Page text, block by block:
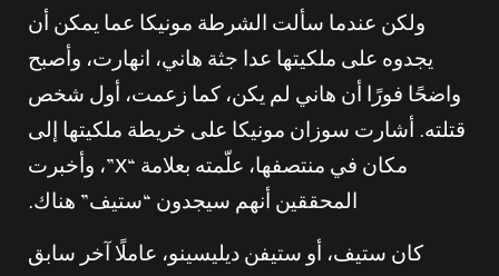
ولكن عندما سألت الشرطة مونيكا عما يمكن أن
يجدوه على ملكيتها عدا جثة هاني، انهارت، وأصبح
واضحًا فورًا أن هاني لم يكن، كما زعمت، أول شخص
قتلته. أشارت سوزان مونيكا على خريطة ملكيتها إلى
مكان في منتصفها، علّمته بعلامة “X”، وأخبرت
المحققين أنهم سيجدون “ستيف” هناك.
كان ستيف، أو ستيفن ديليسينو، عاملًا آخر سابق